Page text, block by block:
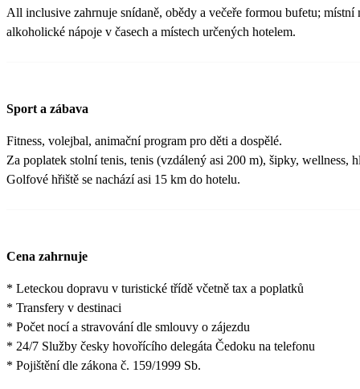
All inclusive zahrnuje snídaně, obědy a večeře formou bufetu; místní
alkoholické nápoje v časech a místech určených hotelem.
Sport a zábava
Fitness, volejbal, animační program pro děti a dospělé.
Za poplatek stolní tenis, tenis (vzdálený asi 200 m), šipky, wellness,
Golfové hřiště se nachází asi 15 km do hotelu.
Cena zahrnuje
* Leteckou dopravu v turistické třídě včetně tax a poplatků
* Transfery v destinaci
* Počet nocí a stravování dle smlouvy o zájezdu
* 24/7 Služby česky hovořícího delegáta Čedoku na telefonu
* Pojištění dle zákona č. 159/1999 Sb.